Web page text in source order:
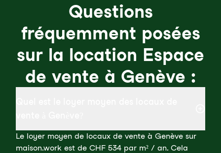
Questions
fréquemment posées
sur la location Espace
de vente à Genève :
Le loyer moyen de locaux de vente à Genève sur
maison.work est de CHF 534 par m² / an. Cela